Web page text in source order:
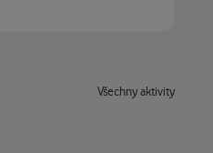
Všechny aktivity